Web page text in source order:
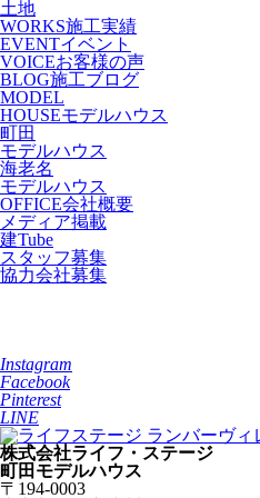
土地
WORKS施工実績
EVENTイベント
VOICEお客様の声
BLOG施工ブログ
MODEL
HOUSEモデルハウス
町田
モデルハウス
海老名
モデルハウス
OFFICE会社概要
メディア掲載
建Tube
スタッフ募集
協力会社募集
Instagram
Facebook
Pinterest
LINE
株式会社ライフ・ステージ
町田モデルハウス
〒194-0003